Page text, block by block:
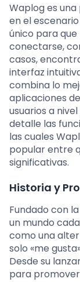
Waplog es
en el
único para
conectarse,
casos,
interfaz
combina lo
aplicaciones
usuarios a
detalle las
las cuales
popular entre
significativas.
Historia y
Fundado con
un mundo
como una
solo «me
Desde su
para